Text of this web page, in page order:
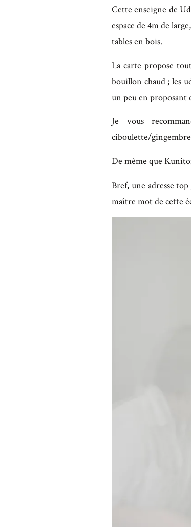
Cette enseigne de
espace de 4m de
tables en bois.
La carte propose
bouillon chaud ; les
un peu en proposant
Je vous
ciboulette/
De même que
Bref, une adresse top
maître mot de cette